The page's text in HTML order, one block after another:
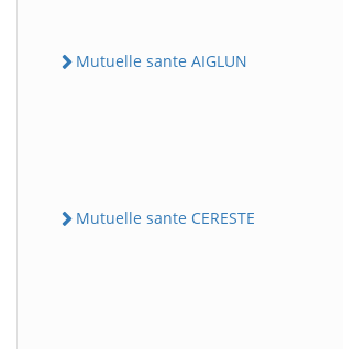
Mutuelle sante AIGLUN
Mutuelle sante CERESTE